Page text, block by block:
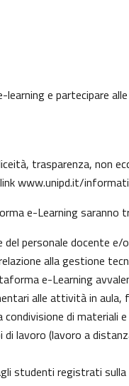
e partecipare
trasparenza, non
www.unipd.it/
e-Learning
personale docente
alla gestione
e-Learning
alle attività in
di materiali
(lavoro a
studenti registrati